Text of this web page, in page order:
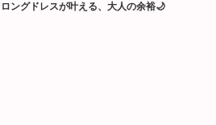
ロングドレスが叶える、大人の余裕🌙